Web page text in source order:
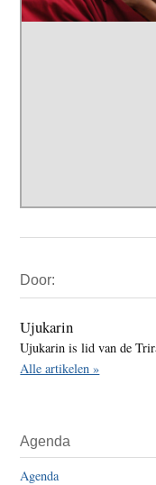
Sidebar
Door:
Ujukarin
Ujukarin is lid van de
Alle artikelen »
Agenda
Agenda